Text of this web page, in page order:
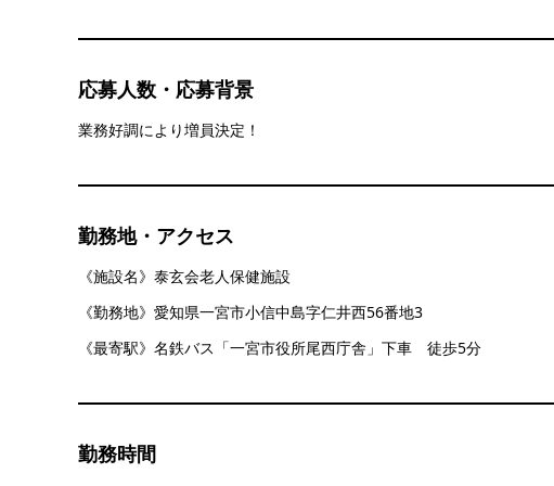
応募人数・応募背景
業務好調により増員決定！
勤務地・アクセス
《施設名》泰玄会老人保健施設
《勤務地》愛知県一宮市小信中島字仁井西56番地3
《最寄駅》名鉄バス「一宮市役所尾西庁舎」下車 徒歩5分
勤務時間